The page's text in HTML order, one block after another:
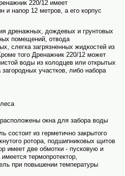
220/12 имеет
и напор 12 метров, а его корпус
дренажных, дождевых и грунтовых
помещений, отвода
слегка загрязненных жидкостей из
того Дренажник 220/12 может
воды из колодцев или открытых
участков, либо набора
окна для забора воды
состоит из герметично закрытого
ротора, подшипниковых щитов
имеет две обмотки - пусковую и
термопротектор,
при повышении температуры